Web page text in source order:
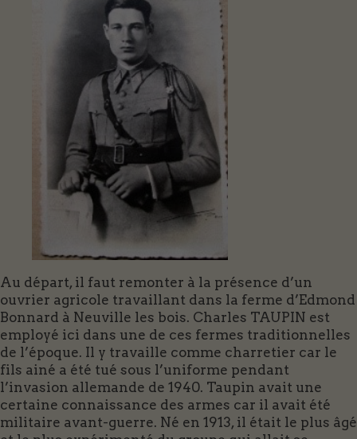
Au départ, il faut remonter à la présence d’un
ouvrier agricole travaillant dans la ferme d’Edmond
Bonnard à Neuville les bois. Charles TAUPIN est
employé ici dans une de ces fermes traditionnelles
de l’époque. Il y travaille comme charretier car le
fils ainé a été tué sous l’uniforme pendant
l’invasion allemande de 1940. Taupin avait une
certaine connaissance des armes car il avait été
militaire avant-guerre. Né en 1913, il était le plus âgé